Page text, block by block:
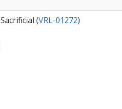
Sacrificial (VRL-01272)